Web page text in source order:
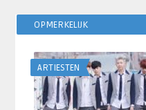
OPMERKELIJK
ARTIESTEN